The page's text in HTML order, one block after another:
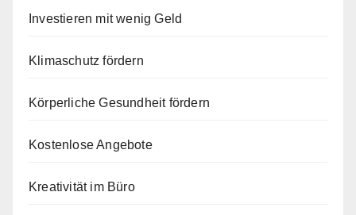
Investieren mit wenig Geld
Klimaschutz fördern
Körperliche Gesundheit fördern
Kostenlose Angebote
Kreativität im Büro